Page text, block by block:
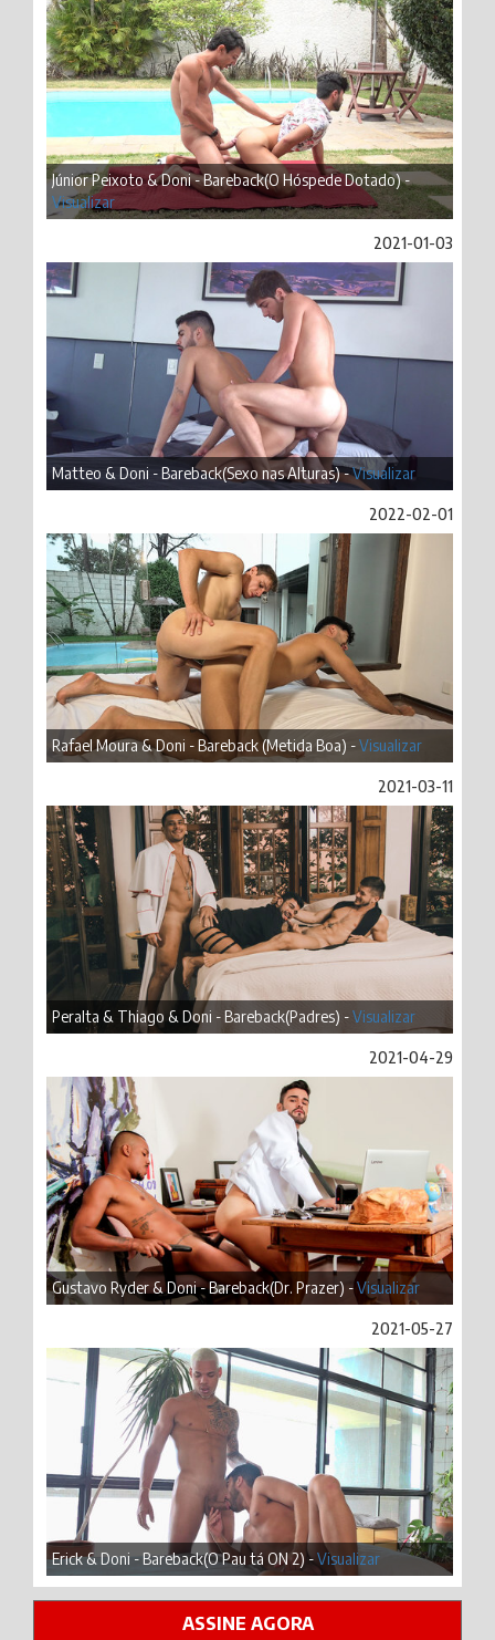
Júnior Peixoto & Doni - Bareback(O Hóspede Dotado) -
Visualizar
2021-01-03
Matteo & Doni - Bareback(Sexo nas Alturas) -Visualizar
2022-02-01
Rafael Moura & Doni - Bareback (Metida Boa) -Visualizar
2021-03-11
Peralta & Thiago & Doni - Bareback(Padres) -Visualizar
2021-04-29
Gustavo Ryder & Doni - Bareback(Dr. Prazer) -Visualizar
2021-05-27
Erick & Doni - Bareback(O Pau tá ON 2) -Visualizar
ASSINE AGORA